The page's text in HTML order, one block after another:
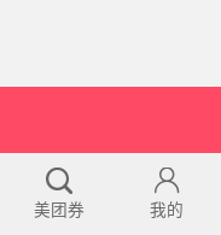
美团券 我的